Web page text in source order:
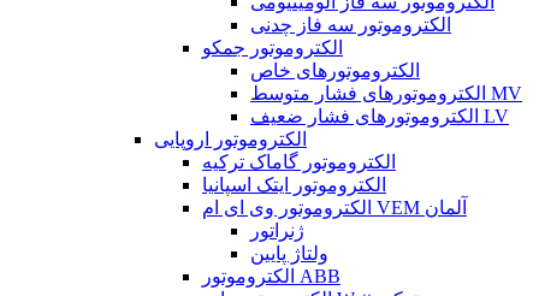
الکتروموتور سه فاز چدنی
الکتروموتور جمکو
الکتروموتورهای خاص
الکتروموتورهای فشار متوسط MV
الکتروموتورهای فشار ضعیف LV
الکتروموتور اروپایی
الکتروموتور گاماک ترکیه
الکتروموتور ایتک اسپانیا
الکتروموتور وی ای ام VEM آلمان
ژنراتور
ولتاژ پایین
الکتروموتور ABB